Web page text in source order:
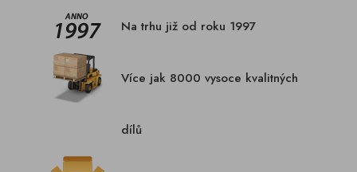
Na trhu již od roku 1997
Více jak 8000 vysoce kvalitných
dílů